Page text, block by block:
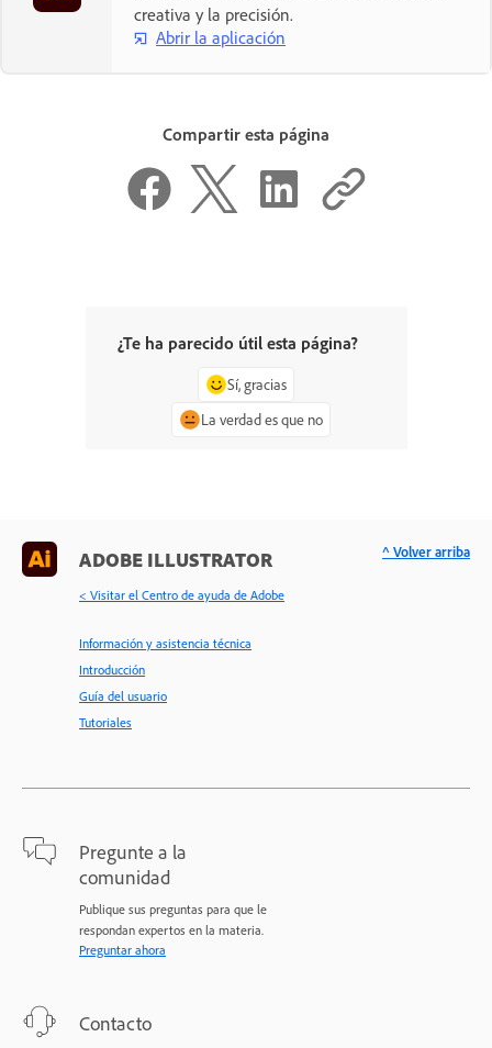
creativa y la precisión.
Abrir la aplicación
Compartir esta página
¿Te ha parecido útil esta página?
Sí, gracias
La verdad es que no
ADOBE ILLUSTRATOR
< Visitar el Centro de ayuda de Adobe
Información y asistencia técnica
Introducción
Guía del usuario
Tutoriales
Pregunte a la
comunidad
Publique sus preguntas para que le
respondan expertos en la materia.
Preguntar ahora
Contacto
^ Volver arriba